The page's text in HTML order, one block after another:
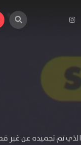
تم تجميده عن غير